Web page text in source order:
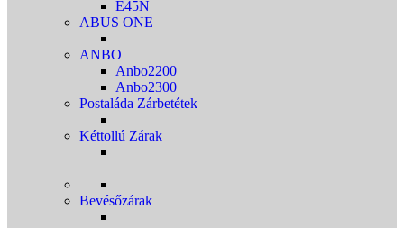
E45N
ABUS ONE
ANBO
Anbo2200
Anbo2300
Postaláda Zárbetétek
Kéttollú Zárak
Bevésőzárak